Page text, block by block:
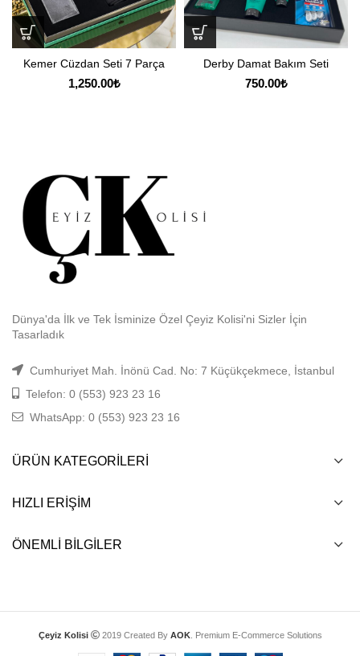
Kemer Cüzdan Seti 7 Parça
1,250.00₺
Derby Damat Bakım Seti
750.00₺
Dünya'da İlk ve Tek İsminize Özel Çeyiz Kolisi'ni Sizler İçin
Tasarladık
Cumhuriyet Mah. İnönü Cad. No: 7 Küçükçekmece, İstanbul
Telefon: 0 (553) 923 23 16
WhatsApp: 0 (553) 923 23 16
ÜRÜN KATEGORILERI
HIZLI ERIŞIM
ÖNEMLI BILGILER
Çeyiz Kolisi 2019 Created By AOK. Premium E-Commerce Solutions